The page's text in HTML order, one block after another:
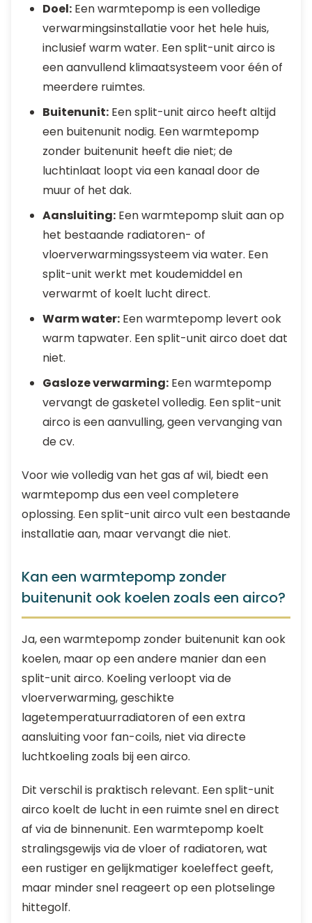
Doel: Een warmtepomp is een volledige
verwarmingsinstallatie voor het hele huis,
inclusief warm water. Een split-unit airco is
een aanvullend klimaatsysteem voor één of
meerdere ruimtes.
Buitenunit: Een split-unit airco heeft altijd
een buitenunit nodig. Een warmtepomp
zonder buitenunit heeft die niet; de
luchtinlaat loopt via een kanaal door de
muur of het dak.
Aansluiting: Een warmtepomp sluit aan op
het bestaande radiatoren- of
vloerverwarmingssysteem via water. Een
split-unit werkt met koudemiddel en
verwarmt of koelt lucht direct.
Warm water: Een warmtepomp levert ook
warm tapwater. Een split-unit airco doet dat
niet.
Gasloze verwarming: Een warmtepomp
vervangt de gasketel volledig. Een split-unit
airco is een aanvulling, geen vervanging van
de cv.
Voor wie volledig van het gas af wil, biedt een
warmtepomp dus een veel completere
oplossing. Een split-unit airco vult een bestaande
installatie aan, maar vervangt die niet.
Kan een warmtepomp zonder
buitenunit ook koelen zoals een airco?
Ja, een warmtepomp zonder buitenunit kan ook
koelen, maar op een andere manier dan een
split-unit airco. Koeling verloopt via de
vloerverwarming, geschikte
lagetemperatuurradiatoren of een extra
aansluiting voor fan-coils, niet via directe
luchtkoeling zoals bij een airco.
Dit verschil is praktisch relevant. Een split-unit
airco koelt de lucht in een ruimte snel en direct
af via de binnenunit. Een warmtepomp koelt
stralingsgewijs via de vloer of radiatoren, wat
een rustiger en gelijkmatiger koeleffect geeft,
maar minder snel reageert op een plotselinge
hittegolf.